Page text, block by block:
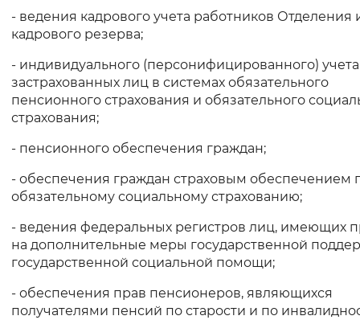
- ведения кадрового учета работников Отделения
кадрового резерва;
- индивидуального (персонифицированного) учета
застрахованных лиц в системах обязательного
пенсионного страхования и обязательного
страхования;
- пенсионного обеспечения граждан;
- обеспечения граждан страховым обеспечением
обязательному социальному страхованию;
- ведения федеральных регистров лиц, имеющих
на дополнительные меры государственной
государственной социальной помощи;
- обеспечения прав пенсионеров, являющихся
получателями пенсий по старости и по